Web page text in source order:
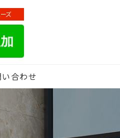
ズ
合わせ